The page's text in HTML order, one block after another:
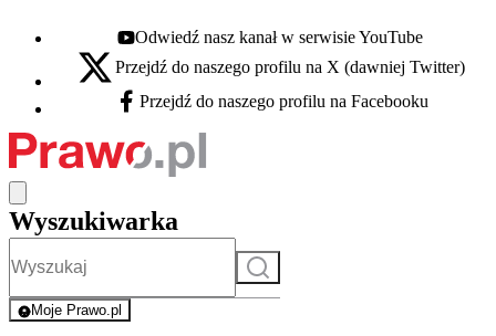
Youtube - otwiera się w nowej karcie
Odwiedź nasz kanał w serwisie YouTube
X - otwiera się w nowej karcie
Przejdź do naszego profilu na X (dawniej Twitter)
Facebook - otwiera się w nowej karcie
Przejdź do naszego profilu na Facebooku
Wyszukiwarka
Szukaj
Moje Prawo.pl
- rejestracja i logowanie do serwisu